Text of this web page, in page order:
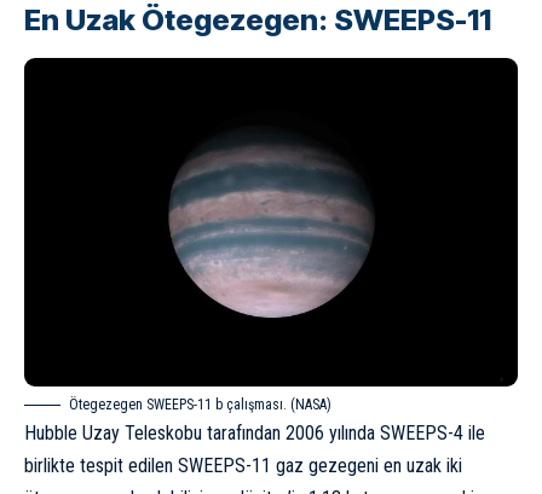
En Uzak Ötegezegen: SWEEPS-11
Ötegezegen SWEEPS-11 b çalışması. (NASA)
Hubble Uzay Teleskobu tarafından 2006 yılında SWEEPS-4 ile
birlikte tespit edilen SWEEPS-11 gaz gezegeni en uzak iki